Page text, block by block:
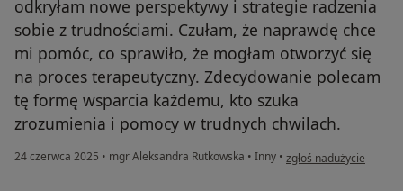
odkryłam nowe perspektywy i strategie radzenia
sobie z trudnościami. Czułam, że naprawdę chce
mi pomóc, co sprawiło, że mogłam otworzyć się
na proces terapeutyczny. Zdecydowanie polecam
tę formę wsparcia każdemu, kto szuka
zrozumienia i pomocy w trudnych chwilach.
24 czerwca 2025 • mgr Aleksandra Rutkowska • Inny • w opinii użytkownika
zgłoś nadużycie